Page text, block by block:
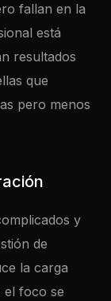
fallan en la
está
resultados
que
pero menos
y
de
la carga
el foco se